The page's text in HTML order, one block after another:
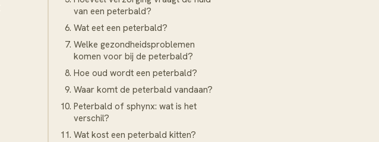
van een peterbald?
Wat eet een peterbald?
Welke gezondheidsproblemen
komen voor bij de peterbald?
Hoe oud wordt een peterbald?
Waar komt de peterbald vandaan?
Peterbald of sphynx: wat is het
verschil?
Wat kost een peterbald kitten?